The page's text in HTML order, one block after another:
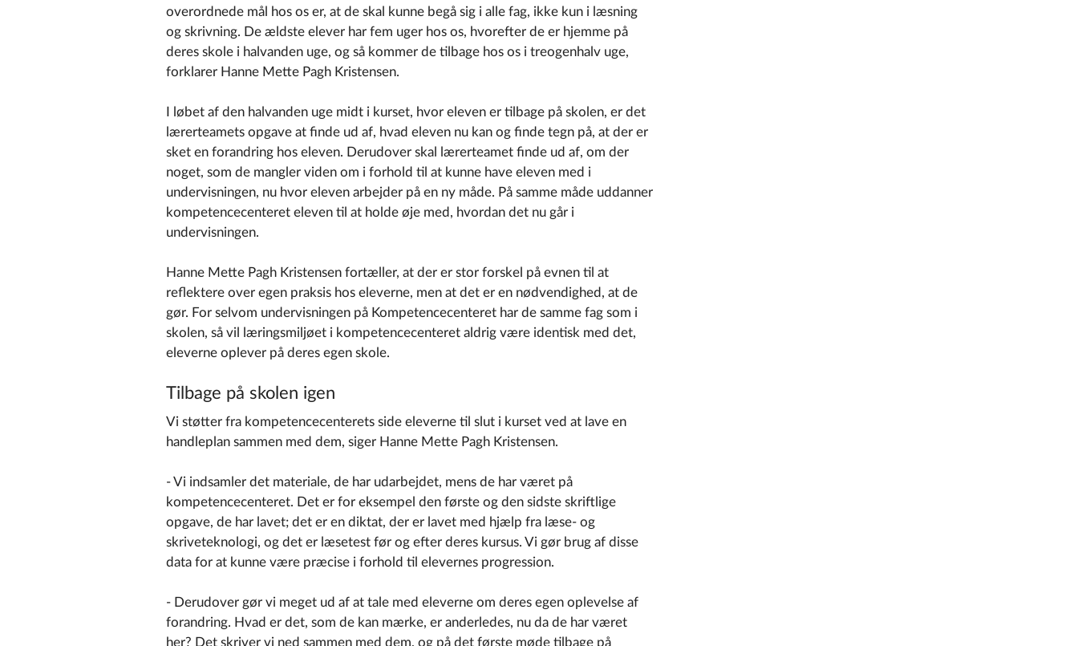
overordnede mål hos os er, at de skal kunne begå sig i alle fag, ikke kun i læsning
og skrivning. De ældste elever har fem uger hos os, hvorefter de er hjemme på
deres skole i halvanden uge, og så kommer de tilbage hos os i treogenhalv uge,
forklarer Hanne Mette Pagh Kristensen.
I løbet af den halvanden uge midt i kurset, hvor eleven er tilbage på skolen, er det
lærerteamets opgave at finde ud af, hvad eleven nu kan og finde tegn på, at der er
sket en forandring hos eleven. Derudover skal lærerteamet finde ud af, om der
noget, som de mangler viden om i forhold til at kunne have eleven med i
undervisningen, nu hvor eleven arbejder på en ny måde. På samme måde uddanner
kompetencecenteret eleven til at holde øje med, hvordan det nu går i
undervisningen.
Hanne Mette Pagh Kristensen fortæller, at der er stor forskel på evnen til at
reflektere over egen praksis hos eleverne, men at det er en nødvendighed, at de
gør. For selvom undervisningen på Kompetencecenteret har de samme fag som i
skolen, så vil læringsmiljøet i kompetencecenteret aldrig være identisk med det,
eleverne oplever på deres egen skole.
Tilbage på skolen igen
Vi støtter fra kompetencecenterets side eleverne til slut i kurset ved at lave en
handleplan sammen med dem, siger Hanne Mette Pagh Kristensen.
- Vi indsamler det materiale, de har udarbejdet, mens de har været på
kompetencecenteret. Det er for eksempel den første og den sidste skriftlige
opgave, de har lavet; det er en diktat, der er lavet med hjælp fra læse- og
skriveteknologi, og det er læsetest før og efter deres kursus. Vi gør brug af disse
data for at kunne være præcise i forhold til elevernes progression.
- Derudover gør vi meget ud af at tale med eleverne om deres egen oplevelse af
forandring. Hvad er det, som de kan mærke, er anderledes, nu da de har været
her? Det skriver vi ned sammen med dem, og på det første møde tilbage på